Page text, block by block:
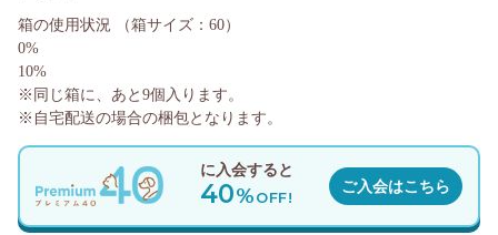
に入会すると
40%OFF!
ご入会はこちら
箱の使用状況
（箱サイズ：60）
0%
10%
※同じ箱に、あと 9個入ります。
※自宅配送の場合の梱包となります。